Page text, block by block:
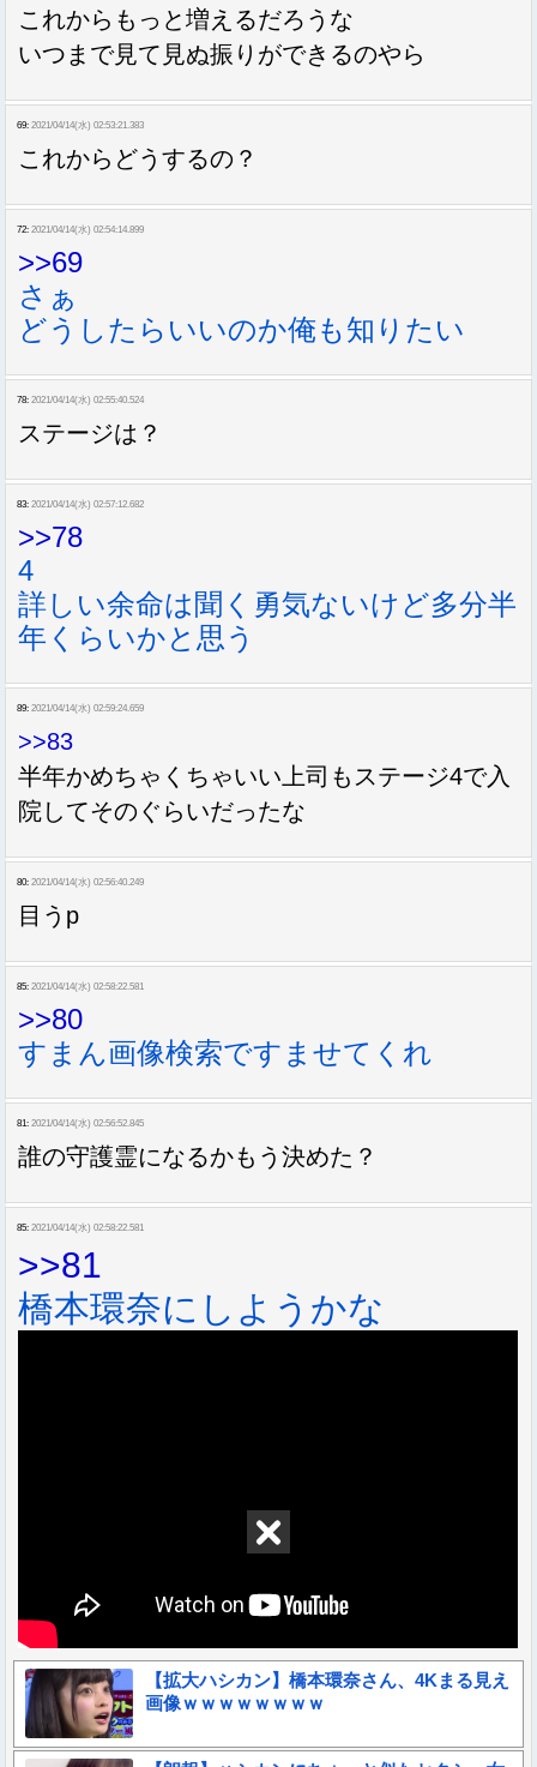
これからもっと増えるだろうな
いつまで見て見ぬ振りができるのやら
69: 2021/04/14(水) 02:53:21.383
これからどうするの？
72: 2021/04/14(水) 02:54:14.899
>>69
さぁ
どうしたらいいのか俺も知りたい
78: 2021/04/14(水) 02:55:40.524
ステージは？
83: 2021/04/14(水) 02:57:12.682
>>78
4
詳しい余命は聞く勇気ないけど多分半
年くらいかと思う
89: 2021/04/14(水) 02:59:24.659
>>83
半年かめちゃくちゃいい上司もステージ4で入
院してそのぐらいだったな
80: 2021/04/14(水) 02:56:40.249
目うp
85: 2021/04/14(水) 02:58:22.581
>>80
すまん画像検索ですませてくれ
81: 2021/04/14(水) 02:56:52.845
誰の守護霊になるかもう決めた？
85: 2021/04/14(水) 02:58:22.581
>>81
橋本環奈にしようかな
【拡大ハシカン】橋本環奈さん、4Kまる見え
画像ｗｗｗｗｗｗｗｗ